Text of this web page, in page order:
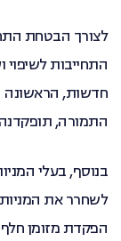
לצורך הבטחת
התחייבות
התמורה,
בנוסף, בעלי
לשחרר את
הפקדת מזומן